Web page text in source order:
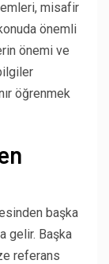
misafir
önemli
önemi ve
öğrenmek
başka
gelir. Başka
referans